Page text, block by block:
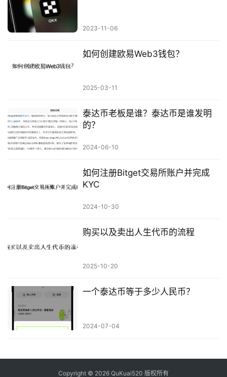
2023-11-06
如何创建欧易Web3钱包？
2025-03-11
泰达币老板是谁？泰达币是谁发明
的？
2024-06-10
如何注册Bitget交易所账户并完成
KYC
2024-10-30
购买以及卖出人生代币的流程
2025-10-20
一个泰达币等于多少人民币？
2024-07-04
Copyright © 2026 QuKuai520 版权所有